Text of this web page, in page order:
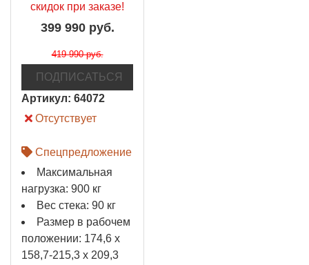
скидок при заказе!
399 990 руб.
419 990 руб.
ПОДПИСАТЬСЯ
Артикул: 64072
Отсутствует
Спецпредложение
Максимальная
нагрузка: 900 кг
Вес стека: 90 кг
Размер в рабочем
положении: 174,6 х
158,7-215,3 х 209,3